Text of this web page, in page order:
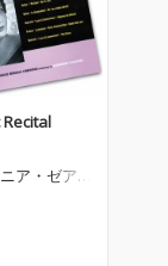
ア・ゼアー